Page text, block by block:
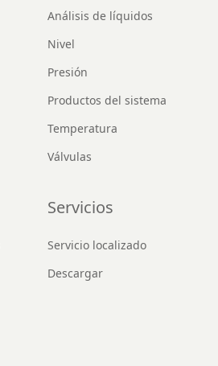
Análisis de líquidos
Nivel
Presión
Productos del sistema
Temperatura
Válvulas
Servicios
Servicio localizado
Descargar